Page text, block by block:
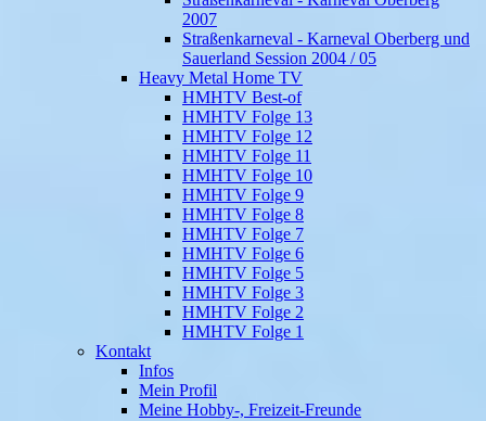
2007
Straßenkarneval - Karneval Oberberg und
Sauerland Session 2004 / 05
Heavy Metal Home TV
HMHTV Best-of
HMHTV Folge 13
HMHTV Folge 12
HMHTV Folge 11
HMHTV Folge 10
HMHTV Folge 9
HMHTV Folge 8
HMHTV Folge 7
HMHTV Folge 6
HMHTV Folge 5
HMHTV Folge 3
HMHTV Folge 2
HMHTV Folge 1
Kontakt
Infos
Mein Profil
Meine Hobby-, Freizeit-Freunde